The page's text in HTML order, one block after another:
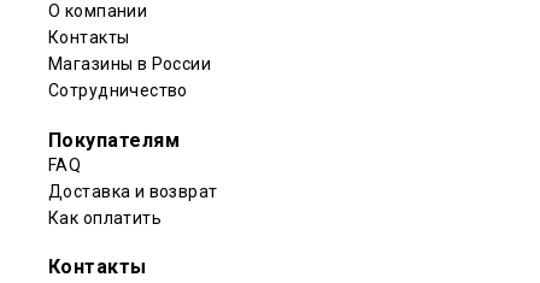
О компании
Контакты
Магазины в России
Сотрудничество
Покупателям
FAQ
Доставка и возврат
Как оплатить
Контакты